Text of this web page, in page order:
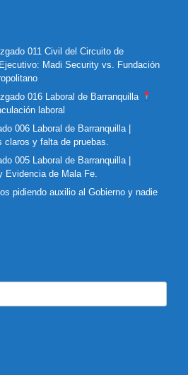
011 Civil del Circuito de
Madi Security vs. Fundación
016 Laboral de Barranquilla
laboral
006 Laboral de Barranquilla |
claros y falta de pruebas.
005 Laboral de Barranquilla |
Evidencia de Mala Fe.
pidiendo auxilio al Gobierno y nadie